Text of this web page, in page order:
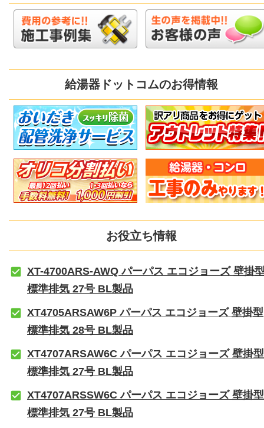
給湯器ドットコムのお得情報
お役立ち情報
XT-4700ARS-AWQ パーパス エコジョーズ 壁掛
標準排気 27号 BL製品
XT4705ARSAW6P パーパス エコジョーズ 壁掛型
標準排気 28号 BL製品
XT4707ARSAW6C パーパス エコジョーズ 壁掛型
標準排気 27号 BL製品
XT4707ARSSW6C パーパス エコジョーズ 壁掛型
標準排気 27号 BL製品